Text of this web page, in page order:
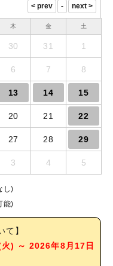
木 金 土
30 31 1
6 7 8
13 14 15
20 21 22
27 28 29
3 4 5
し)
能)
て】
) ～ 2026年8月17日